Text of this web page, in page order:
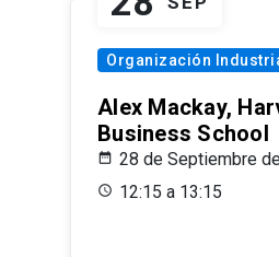
Organización
Alex Mackay,
Business School
28 de Septiembre
12:15 a 13:15